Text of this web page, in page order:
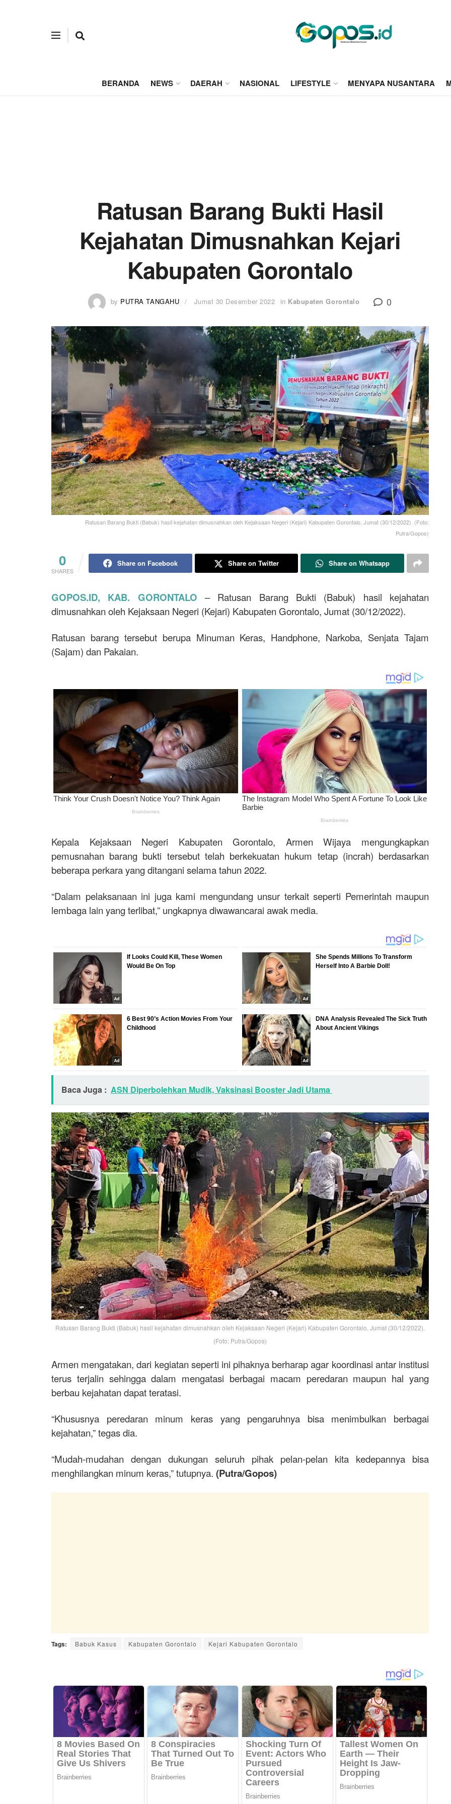
BERANDA NEWS DAERAH NASIONAL LIFESTYLE MENYAPA NUSANTARA
Ratusan Barang Bukti Hasil
Kejahatan Dimusnahkan Kejari
Kabupaten Gorontalo
by PUTRA TANGAHU Jumat 30 Desember 2022 in Kabupaten Gorontalo 0
Ratusan Barang Bukti (Babuk) hasil kejahatan dimusnahkan oleh Kejaksaan Negeri (Kejari) Kabupaten Gorontalo, Jumat (30/12/2022). (Foto:
Putra/Gopos)
0
SHARES
Share on Facebook Share on Twitter Share on Whatsapp
GOPOS.ID, KAB. GORONTALO – Ratusan Barang Bukti (Babuk) hasil kejahatan
dimusnahkan oleh Kejaksaan Negeri (Kejari) Kabupaten Gorontalo, Jumat (30/12/2022).
Ratusan barang tersebut berupa Minuman Keras, Handphone, Narkoba, Senjata Tajam
(Sajam) dan Pakaian.
Kepala Kejaksaan Negeri Kabupaten Gorontalo, Armen Wijaya mengungkapkan
pemusnahan barang bukti tersebut telah berkekuatan hukum tetap (incrah) berdasarkan
beberapa perkara yang ditangani selama tahun 2022.
“Dalam pelaksanaan ini juga kami mengundang unsur terkait seperti Pemerintah maupun
lembaga lain yang terlibat,” ungkapnya diwawancarai awak media.
Baca Juga : ASN Diperbolehkan Mudik, Vaksinasi Booster Jadi Utama
Ratusan Barang Bukti (Babuk) hasil kejahatan dimusnahkan oleh Kejaksaan Negeri (Kejari) Kabupaten Gorontalo, Jumat (30/12/2022).
(Foto: Putra/Gopos)
Armen mengatakan, dari kegiatan seperti ini pihaknya berharap agar koordinasi antar institusi
terus terjalin sehingga dalam mengatasi berbagai macam peredaran maupun hal yang
berbau kejahatan dapat teratasi.
“Khususnya peredaran minum keras yang pengaruhnya bisa menimbulkan berbagai
kejahatan,” tegas dia.
“Mudah-mudahan dengan dukungan seluruh pihak pelan-pelan kita kedepannya bisa
menghilangkan minum keras,” tutupnya. (Putra/Gopos)
Tags: Babuk Kasus Kabupaten Gorontalo Kejari Kabupaten Gorontalo